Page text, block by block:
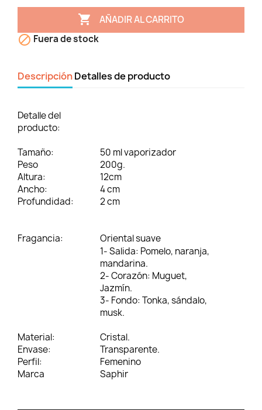
 AÑADIR AL CARRITO
 Fuera de stock
DescripciónDetalles de producto
Detalle del
producto:
Tamaño:
50 ml vaporizador
Peso
200g.
Altura:
12cm
Ancho:
4 cm
Profundidad:
2 cm
Fragancia:
Oriental suave
1- Salida: Pomelo, naranja,
mandarina.
2- Corazón: Muguet,
Jazmín.
3- Fondo: Tonka, sándalo,
musk.
Material:
Cristal.
Envase:
Transparente.
Perfil:
Femenino
Marca
Saphir